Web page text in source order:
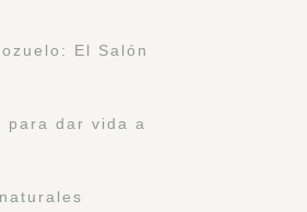
El Salón
para dar vida a